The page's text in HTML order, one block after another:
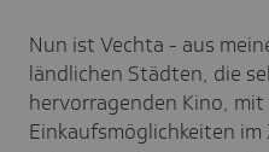
Nun ist Vechta - aus
ländlichen Städten, die
hervorragenden Kino,
Einkaufsmöglichkeiten